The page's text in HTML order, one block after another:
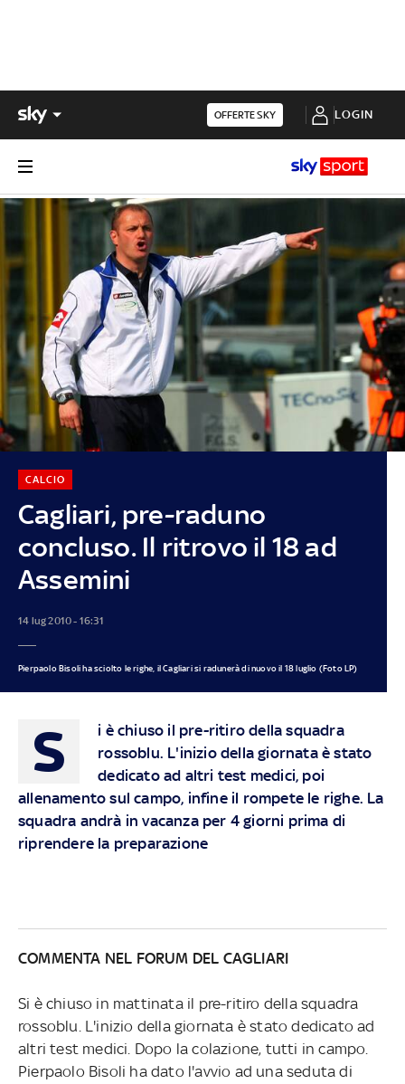
OFFERTE SKY LOGIN
Cagliari, pre-raduno
concluso. Il ritrovo il 18 ad
Assemini
CALCIO
14 lug 2010 - 16:31
Pierpaolo Bisoli ha sciolto le righe, il Cagliari si radunerà di nuovo il 18 luglio (Foto LP)
S
i è chiuso il pre-ritiro della squadra
rossoblu. L'inizio della giornata è stato
dedicato ad altri test medici, poi
allenamento sul campo, infine il rompete le righe. La
squadra andrà in vacanza per 4 giorni prima di
riprendere la preparazione
COMMENTA NEL FORUM DEL CAGLIARI
Si è chiuso in mattinata il pre-ritiro della squadra
rossoblu. L'inizio della giornata è stato dedicato ad
altri test medici. Dopo la colazione, tutti in campo.
Pierpaolo Bisoli ha dato l'avvio ad una seduta di